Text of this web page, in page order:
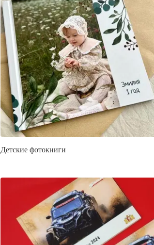
Детские фотокниги